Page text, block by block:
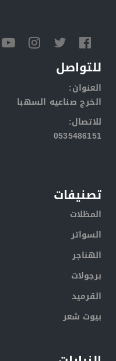
للتواصل
:العنوان
الخرج صناعيه السهبا
:للاتصال
0535486151
تصنيفات
المظلات
السواتر
الهناجر
برجولات
القرميد
بيوت شعر